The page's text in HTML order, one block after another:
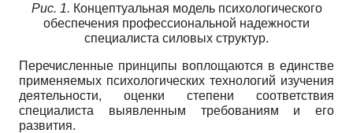
Рис. 1. Концептуальная модель психологического
обеспечения профессиональной надежности
специалиста силовых структур.
Перечисленные принципы воплощаются в единстве
применяемых психологических технологий изучения
деятельности, оценки степени соответствия
специалиста выявленным требованиям и его
развития.